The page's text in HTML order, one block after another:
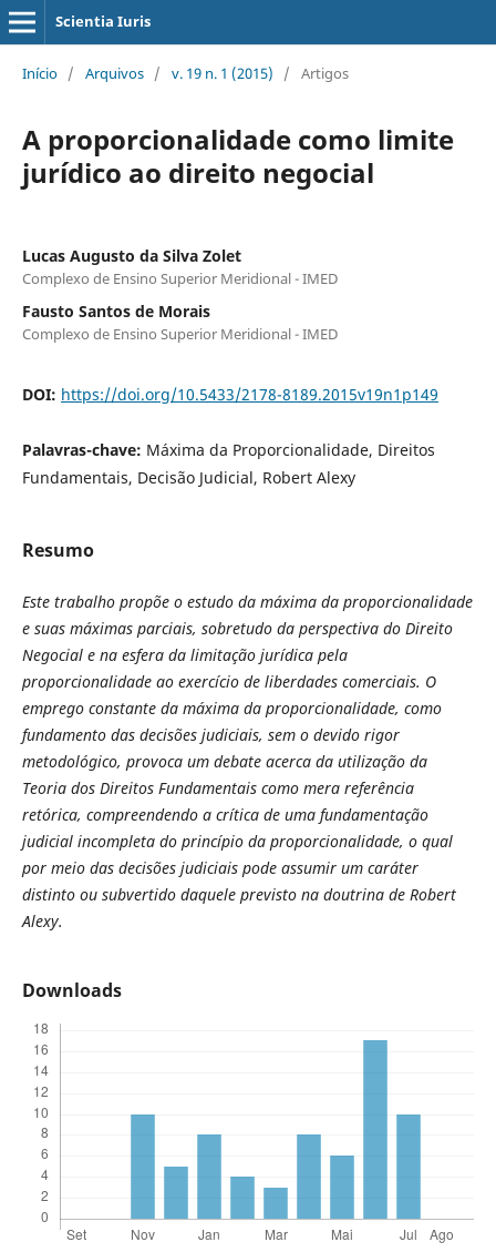
Scientia Iuris
Início / Arquivos / v. 19 n. 1 (2015) / Artigos
A proporcionalidade como limite
jurídico ao direito negocial
Lucas Augusto da Silva Zolet
Complexo de Ensino Superior Meridional - IMED
Fausto Santos de Morais
Complexo de Ensino Superior Meridional - IMED
DOI: https://doi.org/10.5433/2178-8189.2015v19n1p149
Palavras-chave: Máxima da Proporcionalidade, Direitos
Fundamentais, Decisão Judicial, Robert Alexy
Resumo
Este trabalho propõe o estudo da máxima da proporcionalidade
e suas máximas parciais, sobretudo da perspectiva do Direito
Negocial e na esfera da limitação jurídica pela
proporcionalidade ao exercício de liberdades comerciais. O
emprego constante da máxima da proporcionalidade, como
fundamento das decisões judiciais, sem o devido rigor
metodológico, provoca um debate acerca da utilização da
Teoria dos Direitos Fundamentais como mera referência
retórica, compreendendo a crítica de uma fundamentação
judicial incompleta do princípio da proporcionalidade, o qual
por meio das decisões judiciais pode assumir um caráter
distinto ou subvertido daquele previsto na doutrina de Robert
Alexy.
Downloads